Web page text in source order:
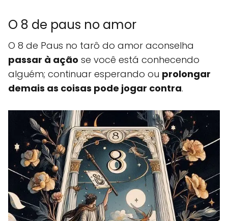
O 8 de paus no amor
O 8 de Paus no tarô do amor aconselha
passar à ação se você está conhecendo
alguém; continuar esperando ou prolongar
demais as coisas pode jogar contra.